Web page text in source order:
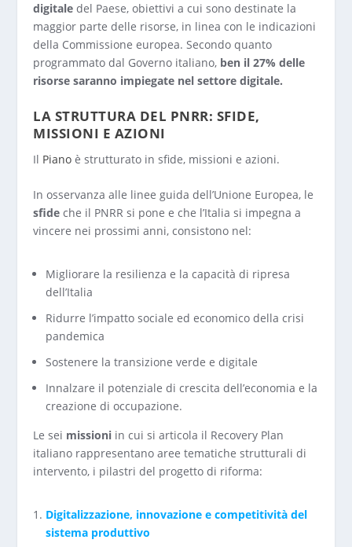
digitale del Paese, obiettivi a cui sono destinate la
maggior parte delle risorse, in linea con le indicazioni
della Commissione europea. Secondo quanto
programmato dal Governo italiano, ben il 27% delle
risorse saranno impiegate nel settore digitale.
LA STRUTTURA DEL PNRR: SFIDE,
MISSIONI E AZIONI
Il Piano è strutturato in sfide, missioni e azioni.
In osservanza alle linee guida dell’Unione Europea, le
sfide che il PNRR si pone e che l’Italia si impegna a
vincere nei prossimi anni, consistono nel:
Migliorare la resilienza e la capacità di ripresa
dell’Italia
Ridurre l’impatto sociale ed economico della crisi
pandemica
Sostenere la transizione verde e digitale
Innalzare il potenziale di crescita dell’economia e la
creazione di occupazione.
Le sei missioni in cui si articola il Recovery Plan
italiano rappresentano aree tematiche strutturali di
intervento, i pilastri del progetto di riforma:
Digitalizzazione, innovazione e competitività del
sistema produttivo